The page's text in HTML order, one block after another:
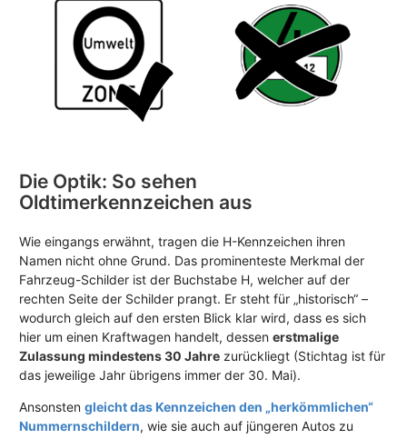
Die Optik: So sehen
Oldtimerkennzeichen aus
Wie eingangs erwähnt, tragen die H-Kennzeichen ihren
Namen nicht ohne Grund. Das prominenteste Merkmal der
Fahrzeug-Schilder ist der Buchstabe H, welcher auf der
rechten Seite der Schilder prangt. Er steht für „historisch“ –
wodurch gleich auf den ersten Blick klar wird, dass es sich
hier um einen Kraftwagen handelt, dessen erstmalige
Zulassung mindestens 30 Jahre zurückliegt (Stichtag ist für
das jeweilige Jahr übrigens immer der 30. Mai).
Ansonsten gleicht das Kennzeichen den „herkömmlichen“
Nummernschildern, wie sie auch auf jüngeren Autos zu